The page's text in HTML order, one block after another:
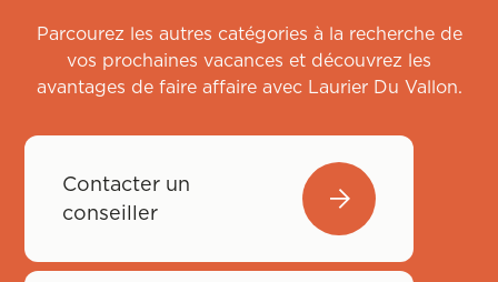
Parcourez les autres catégories à la recherche de
vos prochaines vacances et découvrez les
avantages de faire affaire avec Laurier Du Vallon.
Contacter un
conseiller